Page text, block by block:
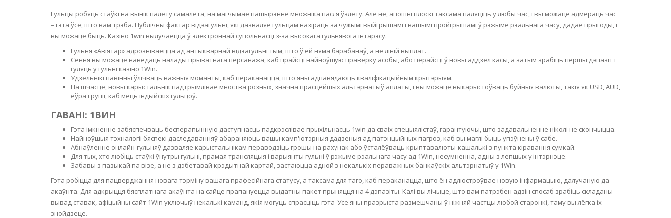
POWDER
SERUM
STICK
GEL
FOAM
BRUSH
DAY CARE
CELLULITE
NAIL CARE
ANTICELLULITE,FIRMING,
TIGHTENING &
SLIMMING
CIRCULATION
WOMEN
ANTIPERSPIRANTS &
DEODORANTS
HAND CARE
DRY & DAMAGED HAIR
CURLY & FRIZZY HAIR
BLOND & LIGHT
BROWN HAIR
FINE HAIR
STRENGTHENING
ANTI-DANDRUFF
MAKE-UP
MEN
HAIRLOSS MEN
Гульцы робяць стаўкі на вынік палёту самалёта, на магчымае пашырэнне множніка пасля ўзлёту. Але не, апошні плоскі таксама паляціць у любы час, і вы можаце адмераць час
– гэта ўсё, што вам трэба. Публічны фактар ​​відэагульні, які дазваляе гульцам назіраць за чужымі выйгрышамі і вашымі пройгрышамі ў рэжыме рэальнага часу, дадае прыгоды, і
вы можаце быць. Казіно 1win вылучаецца ў электроннай супольнасці з-за высокага гульнявога інтарэсу.
Гульня «Авіятар» адрозніваецца ад антыкварнай відэагульні тым, што ў ёй няма барабанаў, а не ліній выплат.
Сёння вы можаце наведаць налады прыватнага персанажа, каб прайсці найноўшую праверку асобы, або перайсці ў новы аддзел касы, а затым зрабіць першы дэпазіт і
гуляць у гульні казіно 1Win.
Удзельнікі павінны ўлічваць важныя моманты, каб пераканацца, што яны адпавядаюць кваліфікацыйным крытэрыям.
На шчасце, новы карыстальнік падтрымлівае мноства розных, значна прасцейшых альтэрнатыў аплаты, і вы можаце выкарыстоўваць буйныя валюты, такія як USD, AUD,
еўра і рупіі, каб мець індыйскіх гульцоў.
ГАВАНІ: 1ВИН
Гэта імкненне забяспечваць бесперапынную даступнасць падкрэслівае прыхільнасць 1win да сваіх спецыялістаў, гарантуючы, што задавальненне ніколі не скончыцца.
Найноўшыя тэхналогіі бяспекі даследаванняў абараняюць вашы камп'ютэрныя дадзеныя ад патэнцыйных пагроз, каб вы маглі быць упэўнены ў сабе.
Абнаўленне онлайн-гульняў дазваляе карыстальнікам пераводзіць грошы на рахунак або ўсталёўваць крыптавалюты-кашалькі з пункта кіравання сумкай.
Для тых, хто любіць стаўкі ўнутры гульні, прамая трансляцыя і варыянты гульні ў рэжыме рэальнага часу ад 1Win, несумненна, адны з лепшых у інтэрнэце.
Забавы з пазыкай па візе, а не з дэбетавай крэдытнай картай, застаюцца адной з некалькіх пераважных банкаўскіх альтэрнатыў у 1Win.
Гэта робіцца для пацверджання новага тэрміну вашага прафесійнага статусу, а таксама для таго, каб пераканацца, што ён адлюстроўвае новую інфармацыю, далучаную да
акаўнта. Для адкрыцця бясплатнага акаўнта на сайце прапануецца выдатны пакет прыняцця на 4 дэпазіты. Калі вы лічыце, што вам патрэбен адзін спосаб зрабіць складаны
вывад ставак, афіцыйны сайт 1Win уключыў некалькі каманд, якія могуць спрасціць гэта. Усе яны празрыста размешчаны ў ніжняй частцы любой старонкі, таму вы лёгка іх
знойдзеце.